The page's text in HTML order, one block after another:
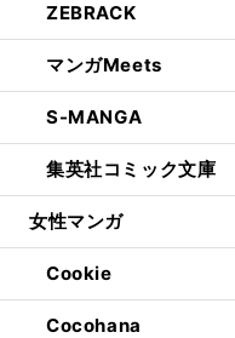
ZEBRACK
マンガMeets
S-MANGA
集英社コミック文庫
女性マンガ
Cookie
Cocohana